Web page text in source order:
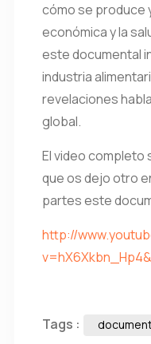
cómo se produce
económica y la
este documental
industria
revelaciones
global.
El video completo
que os dejo otro
partes este
http://
Tags :